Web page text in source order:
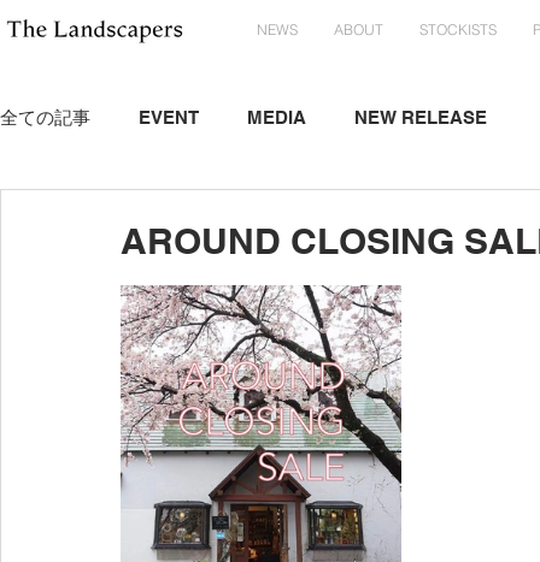
NEWS ABOUT STOCKISTS
全ての記事 EVENT MEDIA NEW RELEASE
AROUND CLOSING